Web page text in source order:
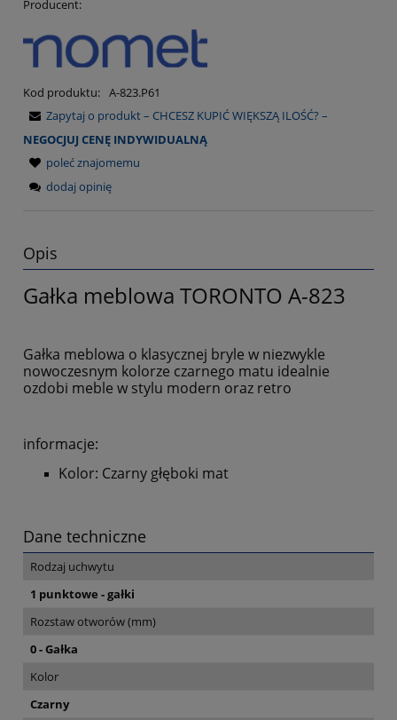
Producent:
Kod produktu: A-823.P61
Zapytaj o produkt – CHCESZ KUPIĆ WIĘKSZĄ ILOŚĆ? –
NEGOCJUJ CENĘ INDYWIDUALNĄ
poleć znajomemu
dodaj opinię
Opis
Gałka meblowa TORONTO A-823
Gałka meblowa o klasycznej bryle w niezwykle
nowoczesnym kolorze czarnego matu idealnie
ozdobi meble w stylu modern oraz retro
informacje:
Kolor: Czarny głęboki mat
Dane techniczne
Rodzaj uchwytu
1 punktowe - gałki
Rozstaw otworów (mm)
0 - Gałka
Kolor
Czarny